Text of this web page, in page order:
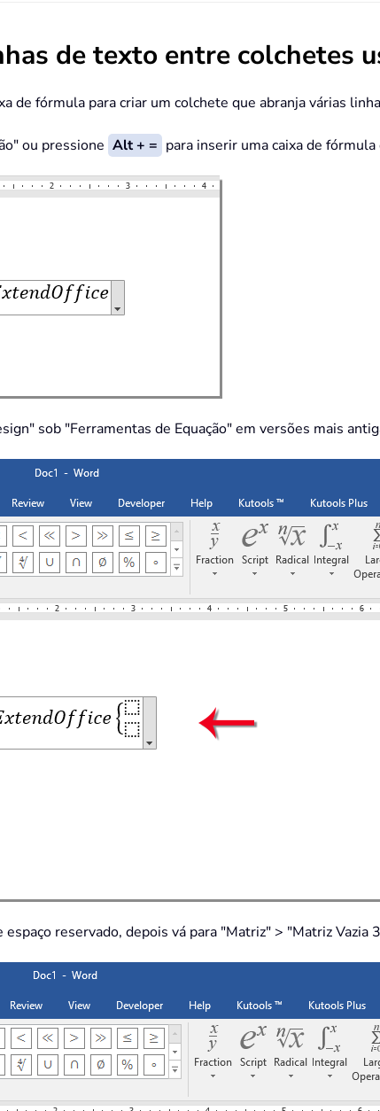
de texto entre colchetes
de fórmula para criar um colchete que abranja várias
ou pressione Alt + = para inserir uma caixa de
sob "Ferramentas de Equação" em versões mais
espaço reservado, depois vá para "Matriz" > "Matriz Vazia